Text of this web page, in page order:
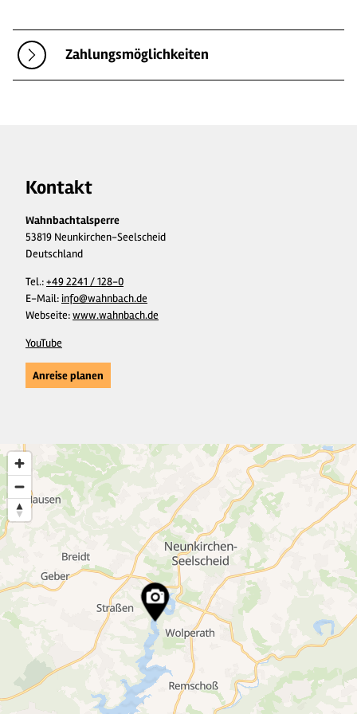
Zahlungsmöglichkeiten
Kontakt
Wahnbachtalsperre
53819 Neunkirchen-Seelscheid
Deutschland
Tel.:+49 2241 / 128-0
E-Mail:info@wahnbach.de
Webseite:www.wahnbach.de
YouTube
Anreise planen
2